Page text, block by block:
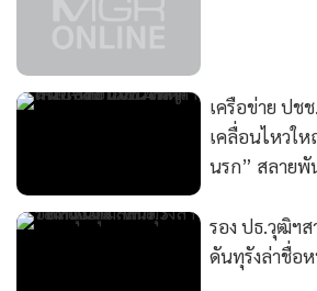
หรือ 6 ตุลา 19 และพฤษภา 35 ที่รัฐบาล
คล้ายเหตุการณ์ปัจจุบันจนมีความสูญเสีย
ได้นำเทปภาพเหตุการณ์เจ้าหน้าที่ตำร
รัฐบาล จนได้รับบาดเจ็บเวลา เมื่อเวลา
สิงหาคมที่ผ่านมา
ผู้สื่อข่าวรายงานว่า ส.ว.หลายคนผลัดเปลี่
เครือข่าย ปช
เคลื่อนไหวใ
นรก” สลายพั
รอง ปธ.วุฒิฯ
ดันทุรังล่าชื่อ